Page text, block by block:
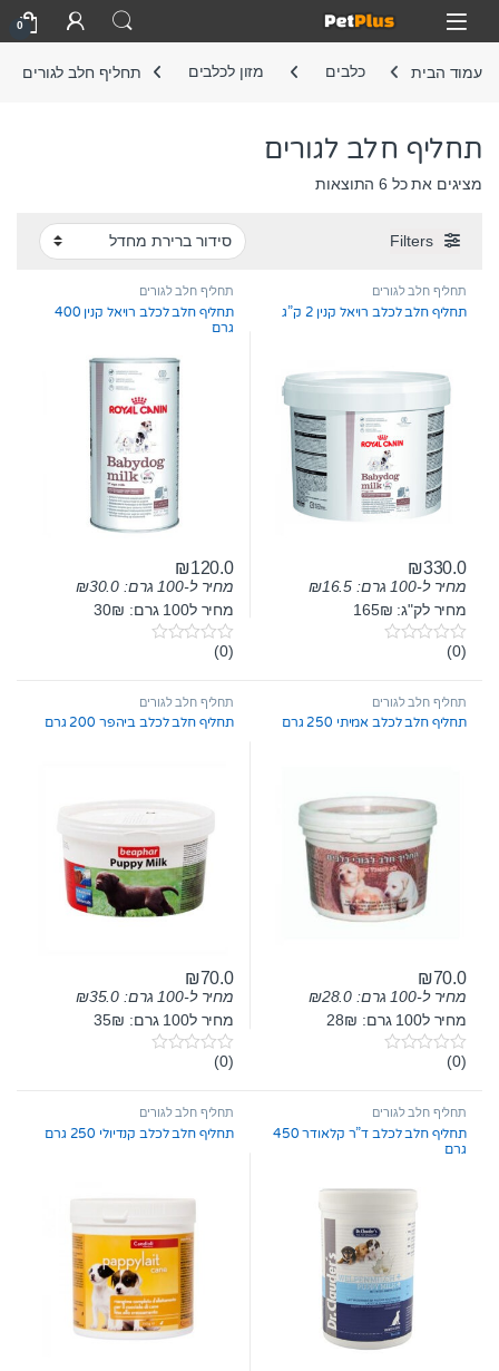
Skip to navigation
Skip to content
Open
0
עמוד הבית כלבים מזון לכלבים תחליף חלב לגורים
תחליף חלב לגורים
מציגים את כל ⁦6⁩ התוצאות
Filters
תחליף חלב לגורים
תחליף חלב לכלב רויאל קנין 2 ק”ג
₪330.0
מחיר ל-100 גרם: ₪16.5
מחיר לק"ג: 165₪
0
t
o
f
(0)
תחליף חלב לגורים
תחליף חלב לכלב רויאל קנין 400
גרם
₪120.0
מחיר ל-100 גרם: ₪30.0
מחיר ל100 גרם: 30₪
0
t
o
f
(0)
תחליף חלב לגורים
תחליף חלב לכלב אמיתי 250 גרם
₪70.0
מחיר ל-100 גרם: ₪28.0
מחיר ל100 גרם: 28₪
0
t
o
f
5
(0)
תחליף חלב לגורים
תחליף חלב לכלב ביהפר 200 גרם
₪70.0
מחיר ל-100 גרם: ₪35.0
מחיר ל100 גרם: 35₪
0
t
o
f
(0)
תחליף חלב לגורים
תחליף חלב לכלב ד”ר קלאודר 450
גרם
תחליף חלב לגורים
תחליף חלב לכלב קנדיולי 250 גרם